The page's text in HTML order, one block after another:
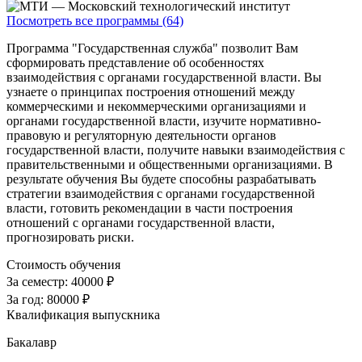
Посмотреть все программы (64)
Программа "Государственная служба" позволит Вам
сформировать представление об особенностях
взаимодействия с органами государственной власти. Вы
узнаете о принципах построения отношений между
коммерческими и некоммерческими организациями и
органами государственной власти, изучите нормативно-
правовую и регуляторную деятельности органов
государственной власти, получите навыки взаимодействия с
правительственными и общественными организациями. В
результате обучения Вы будете способны разрабатывать
стратегии взаимодействия с органами государственной
власти, готовить рекомендации в части построения
отношений с органами государственной власти,
прогнозировать риски.
Стоимость обучения
За семестр: 40000 ₽
За год: 80000 ₽
Квалификация выпускника
Бакалавр